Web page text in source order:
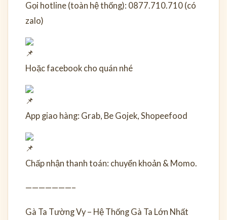
Gọi hotline (toàn hệ thống): 0877.710.710 (có
zalo)
Hoặc facebook cho quán nhé
App giao hàng: Grab, Be Gojek, Shopeefood
Chấp nhận thanh toán: chuyển khoản & Momo.
———————–
Gà Ta Tường Vy – Hệ Thống Gà Ta Lớn Nhất